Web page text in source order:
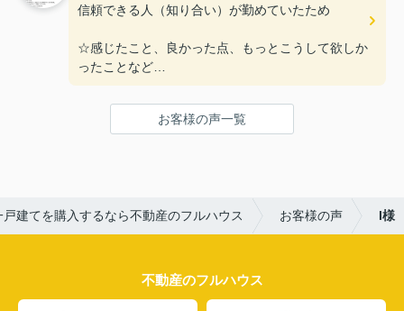
信頼できる人（知り合い）が勤めていたため
☆感じたこと、良かった点、もっとこうして欲しか
ったことなど
些細なことでも親身に対応していただいた
お客様の声一覧
建てを購入するなら不動産のフルハウス お客様の声 I様
不動産のフルハウス